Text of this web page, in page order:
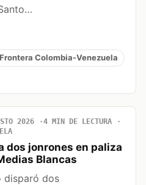
Frontera Colombia-Venezuela
2026
4 MIN DE LECTURA
dos jonrones en paliza
Blancas
disparó dos